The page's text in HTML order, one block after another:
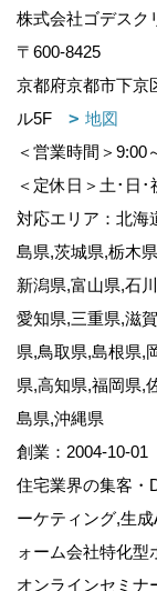
株式会社ゴデスク
〒600-8425
京都府京都市下京
ル5F
地図
＜営業時間＞9:00
＜定休日＞土･日･
対応エリア：北海
島県,茨城県,栃木
新潟県,富山県,石
愛知県,三重県,滋
県,鳥取県,島根県,
県,高知県,福岡県,
島県,沖縄県
創業：2004-10-01
住宅業界の集客・
ーケティング,生
ォーム会社特化型
オンラインセミナ